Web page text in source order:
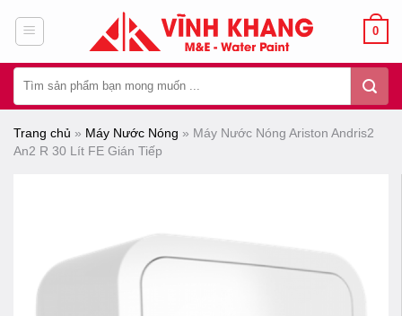
dung
0
kiếm:
Trang chủ » Máy Nước Nóng » Máy Nước Nóng Ariston Andris2
An2 R 30 Lít FE Gián Tiếp